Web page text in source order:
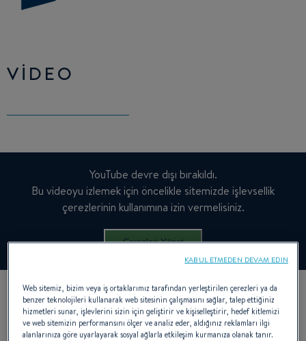
VIDEO
YouTube devre dışı bırakıldı.
Bu videoyu izlemek için öncelikle sitemizde işlevsellik
çerezlerinin kullanımına izin vermelisiniz.
Çerezleri Yönet
Web sitemiz, bizim veya iş ortaklarımız tarafından yerleştirilen çerezleri ya da
benzer teknolojileri kullanarak web sitesinin çalışmasını sağlar, talep ettiğiniz
hizmetleri sunar, işlevlerini sizin için geliştirir ve kişiselleştirir, hedef kitlemizi
ve web sitemizin performansını ölçer ve analiz eder, aldığınız reklamları ilgi
alanlarınıza göre uyarlayarak sosyal ağlarla etkileşim kurmanıza olanak tanır.
KABUL ETMEDEN DEVAM EDIN